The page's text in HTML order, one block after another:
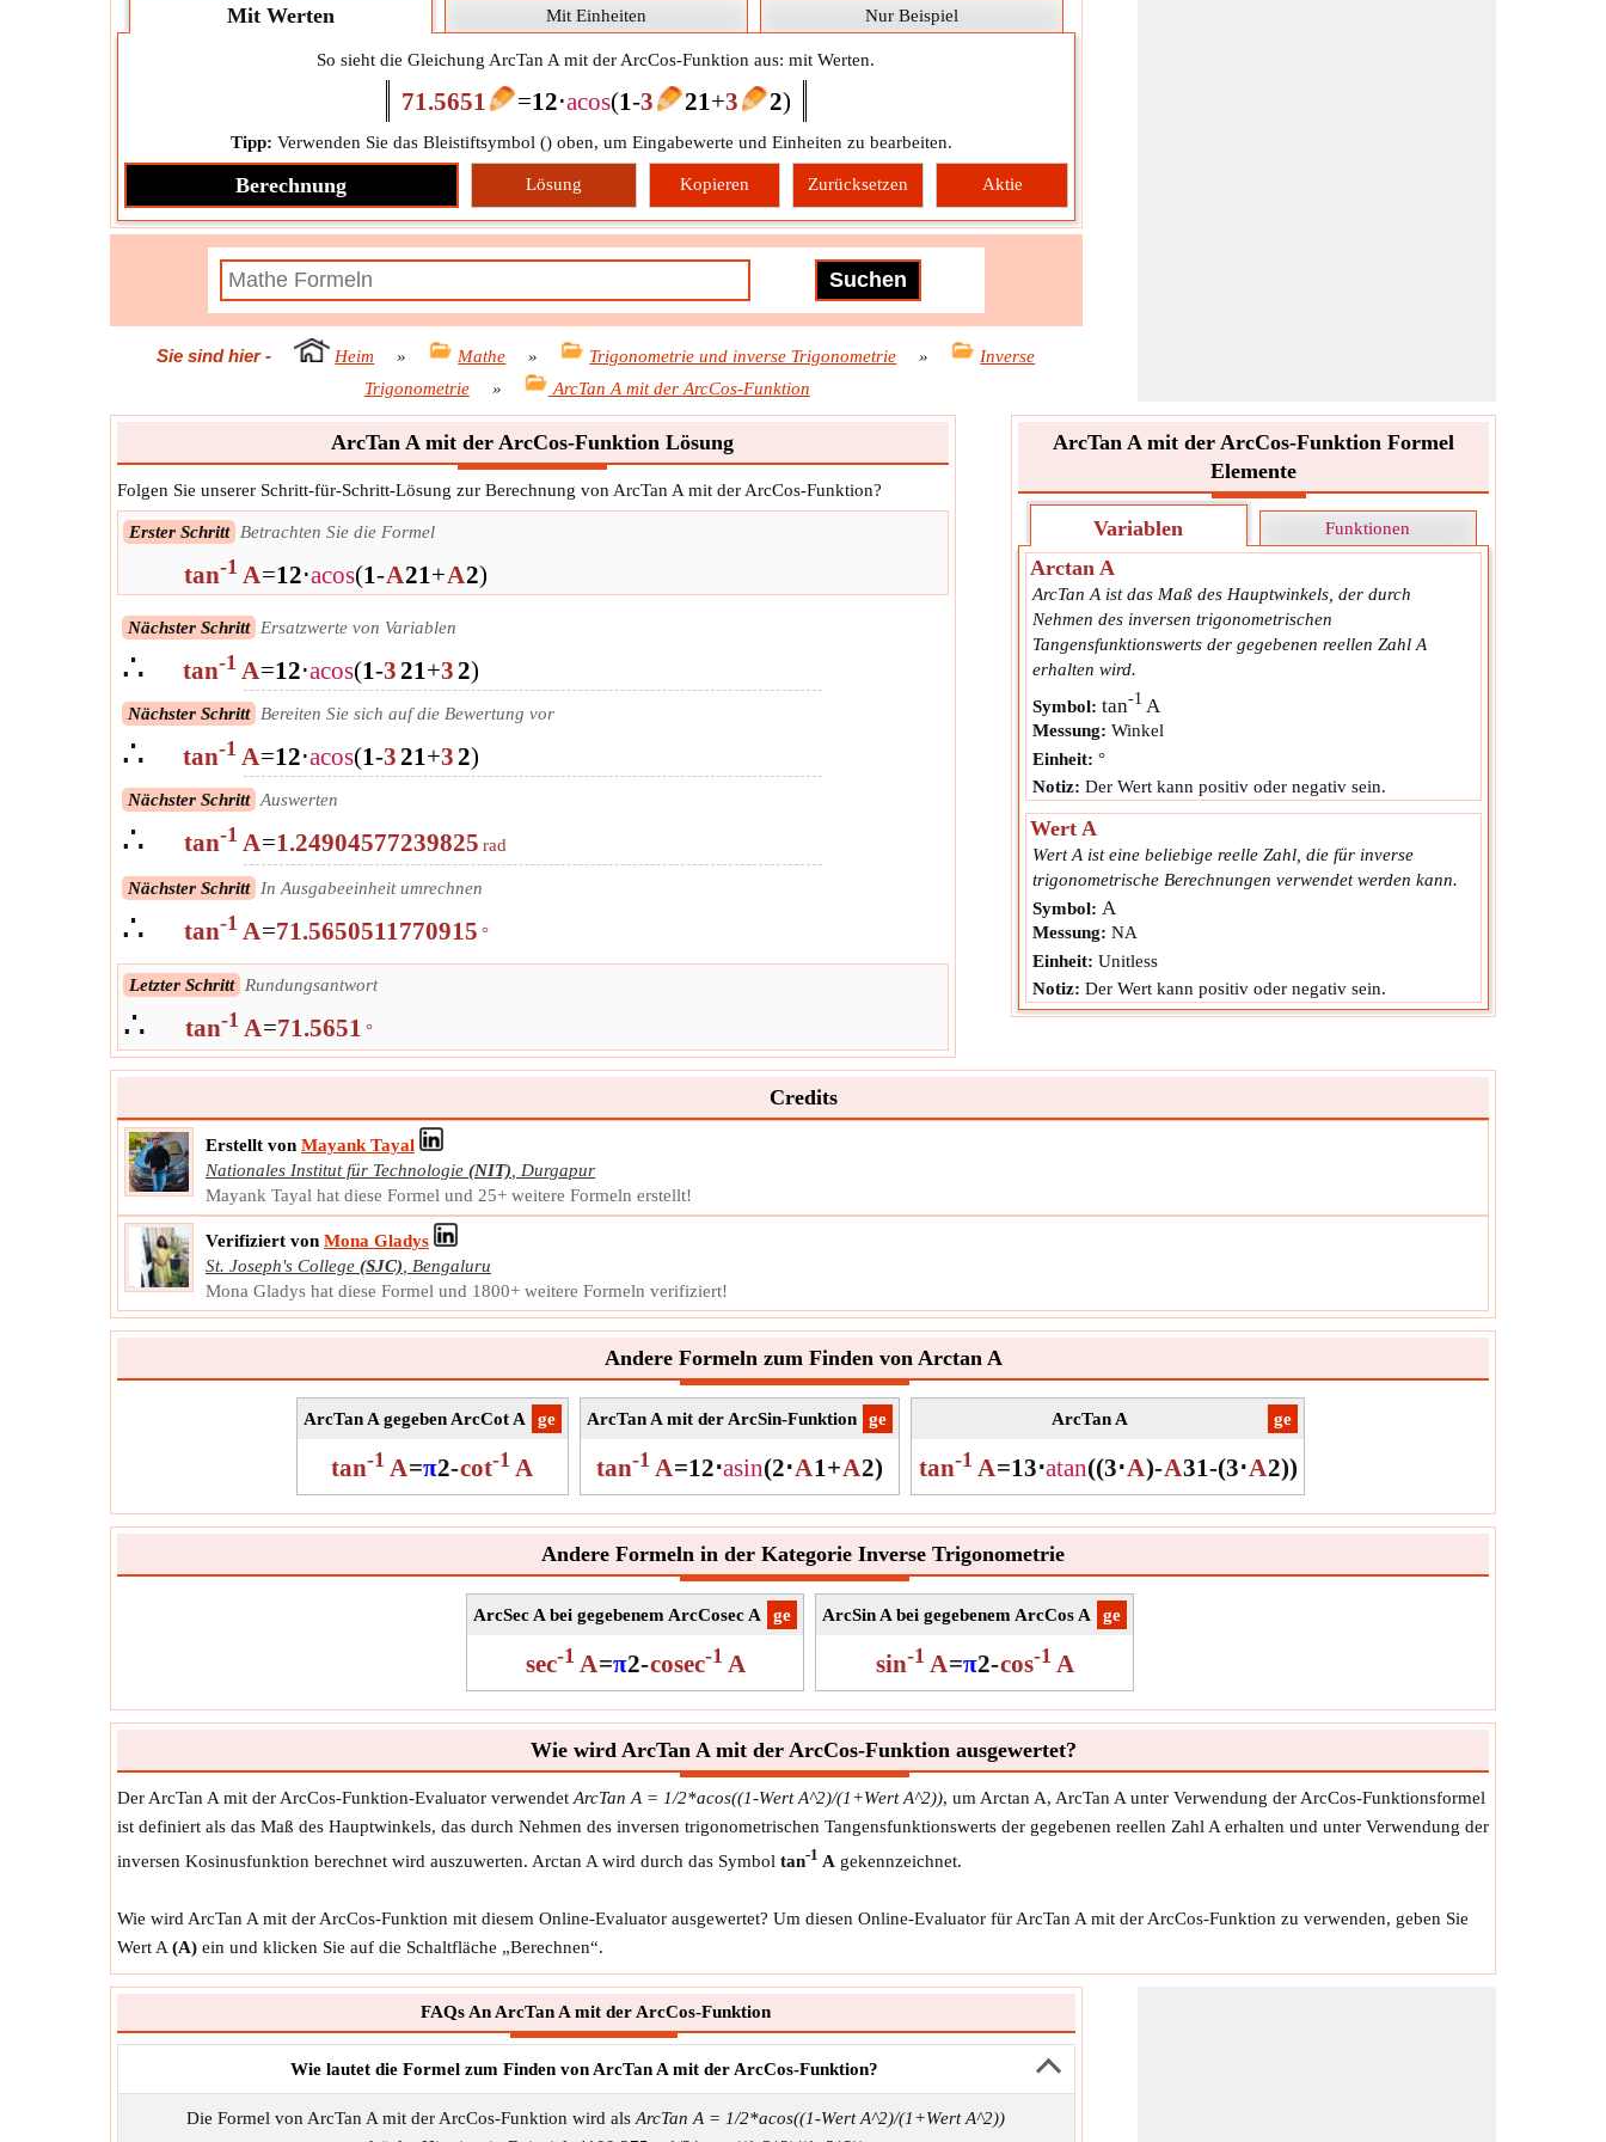
Mit Werten Mit Einheiten Nur Beispiel
So sieht die Gleichung ArcTan A mit der ArcCos-Funktion aus: mit Werten.
71.5651 =12⋅acos(1-3 21+3 2)
Tipp: Verwenden Sie das Bleistiftsymbol () oben, um Eingabewerte und Einheiten zu bearbeiten.
Berechnung Lösung Kopieren Zurücksetzen Aktie
Sie sind hier- Heim » Mathe » Trigonometrie und inverse Trigonometrie »
Inverse
Trigonometrie
» ArcTan A mit der ArcCos-Funktion
ArcTan A mit der ArcCos-Funktion Lösung
Folgen Sie unserer Schritt-für-Schritt-Lösung zur Berechnung von ArcTan A mit der ArcCos-Funktion?
Erster Schritt Betrachten Sie die Formel
tan-1 A=12⋅acos(1-A21+A2)
Nächster Schritt Ersatzwerte von Variablen
∴ tan-1 A=12⋅acos(1-321+32)
Nächster Schritt Bereiten Sie sich auf die Bewertung vor
∴ tan-1 A=12⋅acos(1-321+32)
Nächster Schritt Auswerten
∴ tan-1 A=1.24904577239825 rad
Nächster Schritt In Ausgabeeinheit umrechnen
∴ tan-1 A=71.5650511770915 °
Letzter Schritt Rundungsantwort
∴ tan-1 A=71.5651 °
ArcTan A mit der ArcCos-Funktion Formel
Elemente
Variablen Funktionen
Arctan A
ArcTan A ist das Maß des Hauptwinkels, der durch
Nehmen des inversen trigonometrischen
Tangensfunktionswerts der gegebenen reellen Zahl A
erhalten wird.
Symbol: tan-1 A
Messung: Winkel
Einheit: °
Notiz: Der Wert kann positiv oder negativ sein.
Wert A
Wert A ist eine beliebige reelle Zahl, die für inverse
trigonometrische Berechnungen verwendet werden kann.
Symbol: A
Messung: NA
Einheit: Unitless
Notiz: Der Wert kann positiv oder negativ sein.
Credits
Erstellt von Mayank Tayal
Nationales Institut für Technologie (NIT)
Durgapur
Mayank Tayal hat diese Formel und 25+ weitere Formeln erstellt!
Verifiziert von Mona Gladys
St. Joseph's College (SJC)
Bengaluru
Mona Gladys hat diese Formel und 1800+ weitere Formeln verifiziert!
Andere Formeln zum Finden von Arctan A
​ge
ArcTan A gegeben ArcCot A
tan-1 A=π2-cot-1 A
​ge
ArcTan A mit der ArcSin-Funktion
tan-1 A=12⋅asin(2⋅A1+A2)
​ge
ArcTan A
tan-1 A=13⋅atan((3⋅A)-A31-(3⋅A2))
Andere Formeln in der Kategorie Inverse Trigonometrie
​ge
ArcSec A bei gegebenem ArcCosec A
sec-1 A=π2-cosec-1 A
​ge
ArcSin A bei gegebenem ArcCos A
sin-1 A=π2-cos-1 A
Wie wird ArcTan A mit der ArcCos-Funktion ausgewertet?
Der ArcTan A mit der ArcCos-Funktion-Evaluator verwendet ArcTan A = 1/2*acos((1-Wert A^2)/(1+Wert A^2)), um Arctan A, ArcTan A unter Verwendung der ArcCos-Funktionsformel
ist definiert als das Maß des Hauptwinkels, das durch Nehmen des inversen trigonometrischen Tangensfunktionswerts der gegebenen reellen Zahl A erhalten und unter Verwendung der
inversen Kosinusfunktion berechnet wird auszuwerten. Arctan A wird durch das Symbol tan-1 A gekennzeichnet.
Wie wird ArcTan A mit der ArcCos-Funktion mit diesem Online-Evaluator ausgewertet? Um diesen Online-Evaluator für ArcTan A mit der ArcCos-Funktion zu verwenden, geben Sie
Wert A (A) ein und klicken Sie auf die Schaltfläche „Berechnen“.
FAQs An ArcTan A mit der ArcCos-Funktion
Wie lautet die Formel zum Finden von ArcTan A mit der ArcCos-Funktion?
Die Formel von ArcTan A mit der ArcCos-Funktion wird alsArcTan A = 1/2*acos((1-Wert A^2)/(1+Wert A^2))